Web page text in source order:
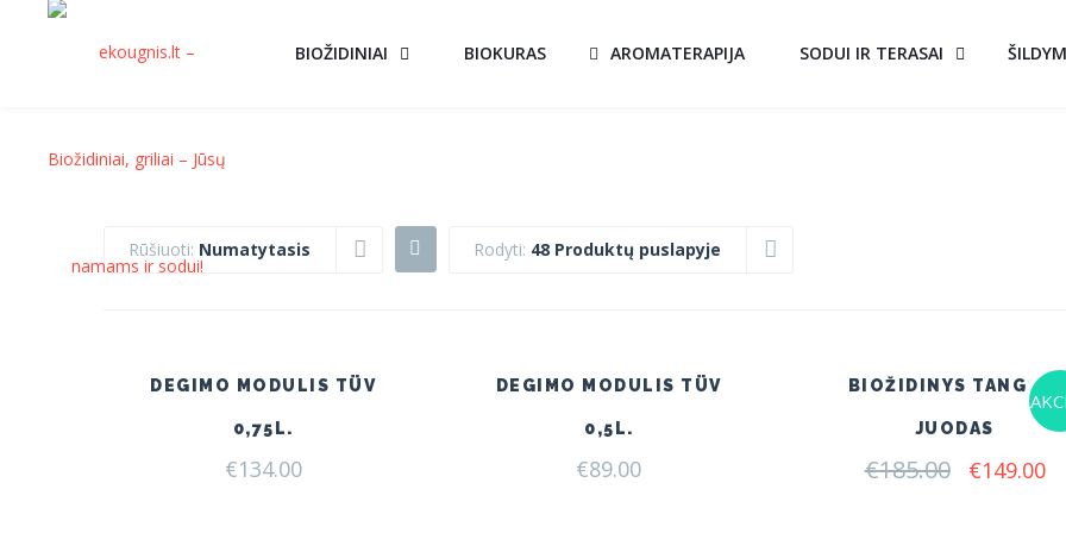
BIOŽIDINIAI BIOKURAS AROMATERAPIJA SODUI IR TERASAI
Rūšiuoti: Numatytasis Rodyti: 48 Produktų puslapyje
DEGIMO MODULIS TÜV
0,75L.
€134.00
DEGIMO MODULIS TÜV
0,5L.
€89.00
BIOŽIDINYS TANGO 4
JUODAS
€185.00 Original
€149.00